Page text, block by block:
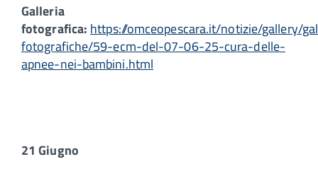
Galleria
fotografica: https://omceopescara.it/notizie/gallery/
fotografiche/59-ecm-del-07-06-25-cura-delle-
apnee-nei-bambini.html
21 Giugno